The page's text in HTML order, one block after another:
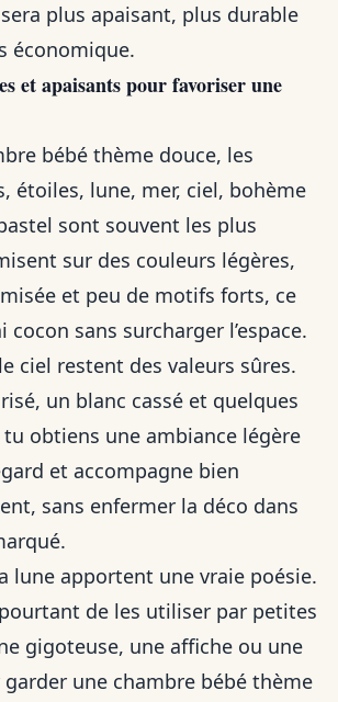
plus apaisant, plus durable
économique.
et apaisants pour favoriser une
bébé thème douce, les
étoiles, lune, mer, ciel, bohème
sont souvent les plus
sur des couleurs légères,
et peu de motifs forts, ce
cocon sans surcharger l’espace.
ciel restent des valeurs sûres.
un blanc cassé et quelques
obtiens une ambiance légère
et accompagne bien
sans enfermer la déco dans
lune apportent une vraie poésie.
de les utiliser par petites
gigoteuse, une affiche ou une
une chambre bébé thème